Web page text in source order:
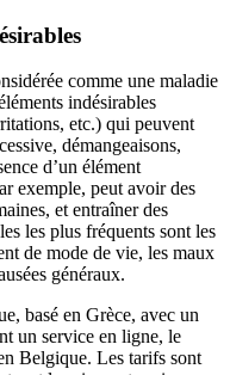
comme une maladie
indésirables
etc.) qui peuvent
démangeaisons,
d’un élément
exemple, peut avoir des
et entraîner des
les plus fréquents sont les
de mode de vie, les maux
généraux.
basé en Grèce, avec un
un service en ligne, le
Belgique. Les tarifs sont